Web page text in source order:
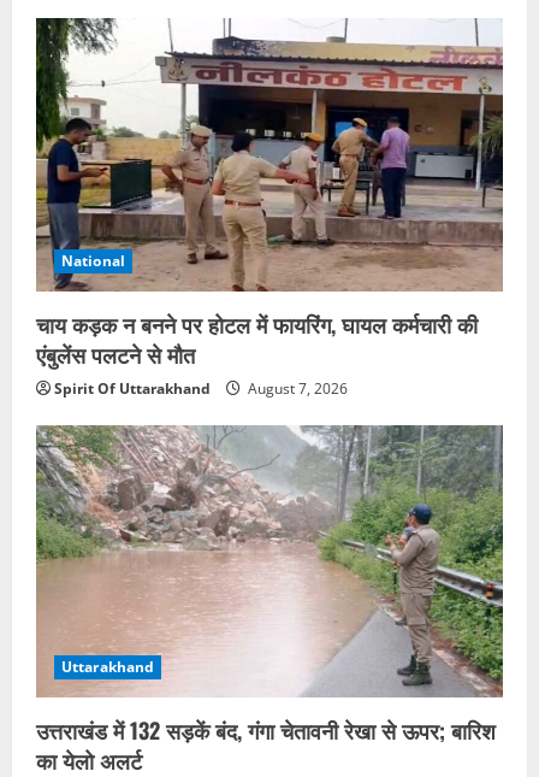
National
चाय कड़क न बनने पर होटल में फायरिंग, घायल कर्मचारी की
एंबुलेंस पलटने से मौत
Spirit Of Uttarakhand August 7, 2026
Uttarakhand
उत्तराखंड में 132 सड़कें बंद, गंगा चेतावनी रेखा से ऊपर; बारिश
का येलो अलर्ट